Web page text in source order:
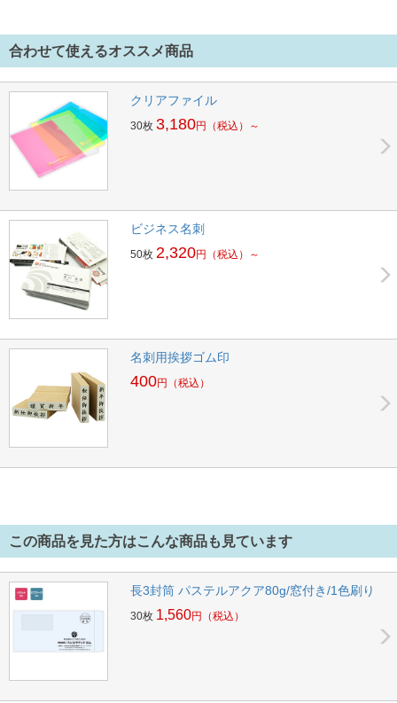
合わせて使えるオススメ商品
クリアファイル
30枚 3,180円 （税込）～
ビジネス名刺
50枚 2,320円 （税込）～
名刺用挨拶ゴム印
400円 （税込）
この商品を見た方はこんな商品も見ています
長3封筒 パステルアクア80g/窓付き/1色刷り
30枚 1,560円 （税込）